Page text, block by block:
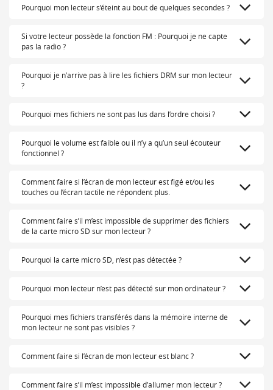
Pourquoi mon lecteur s’éteint au bout de quelques secondes ?
Si votre lecteur possède la fonction FM : Pourquoi je ne capte
pas la radio ?
Pourquoi je n’arrive pas à lire les fichiers DRM sur mon lecteur
?
Pourquoi mes fichiers ne sont pas lus dans l’ordre choisi ?
Pourquoi le volume est faible ou il n’y a qu’un seul écouteur
fonctionnel ?
Comment faire si l’écran de mon lecteur est figé et/ou les
touches ou l’écran tactile ne répondent plus.
Comment faire s’il m’est impossible de supprimer des fichiers
de la carte micro SD sur mon lecteur ?
Pourquoi la carte micro SD, n’est pas détectée ?
Pourquoi mon lecteur n’est pas détecté sur mon ordinateur ?
Pourquoi mes fichiers transférés dans la mémoire interne de
mon lecteur ne sont pas visibles ?
Comment faire si l’écran de mon lecteur est blanc ?
Comment faire s’il m’est impossible d’allumer mon lecteur ?